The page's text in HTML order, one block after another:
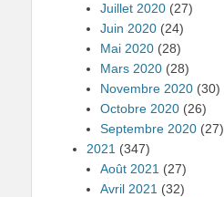
Juillet 2020 (27)
Juin 2020 (24)
Mai 2020 (28)
Mars 2020 (28)
Novembre 2020 (30)
Octobre 2020 (26)
Septembre 2020 (27)
2021 (347)
Août 2021 (27)
Avril 2021 (32)